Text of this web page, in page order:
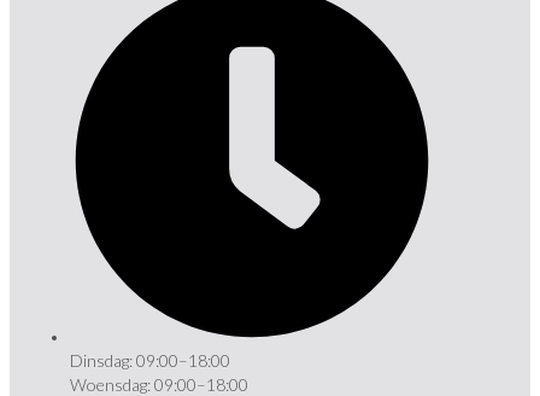
Dinsdag: 09:00–18:00
Woensdag: 09:00–18:00